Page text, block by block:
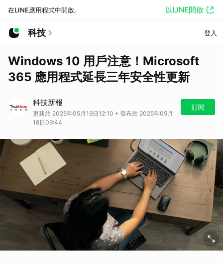
在LINE應用程式中開啟。 以LINE開啟
科技 登入
Windows 10 用戶注意！Microsoft
365 應用程式延長三年安全性更新
科技新報
更新於 2025年05月19日12:10 • 發布於 2025年05月
18日09:44
訂閱